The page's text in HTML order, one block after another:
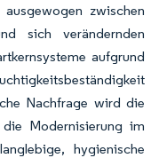
zwischen
sich verändernden
aufgrund
Nachfrage wird die
Modernisierung im
hygienische